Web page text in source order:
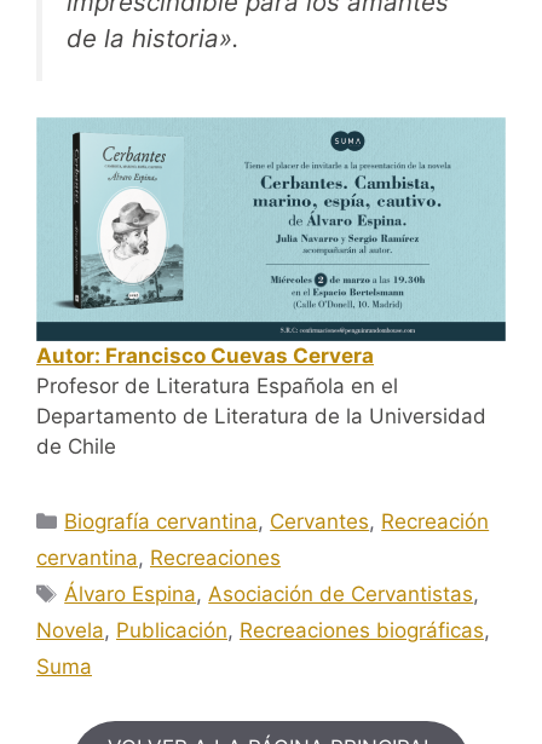
de la historia».
Autor: Francisco Cuevas Cervera
Profesor de Literatura Española en el
Departamento de Literatura de la Universidad
de Chile
Categorías
Biografía cervantina, Cervantes, Recreación
cervantina, Recreaciones
Etiquetas
Álvaro Espina,Asociación de Cervantistas,
Novela, Publicación, Recreaciones biográficas,
Suma